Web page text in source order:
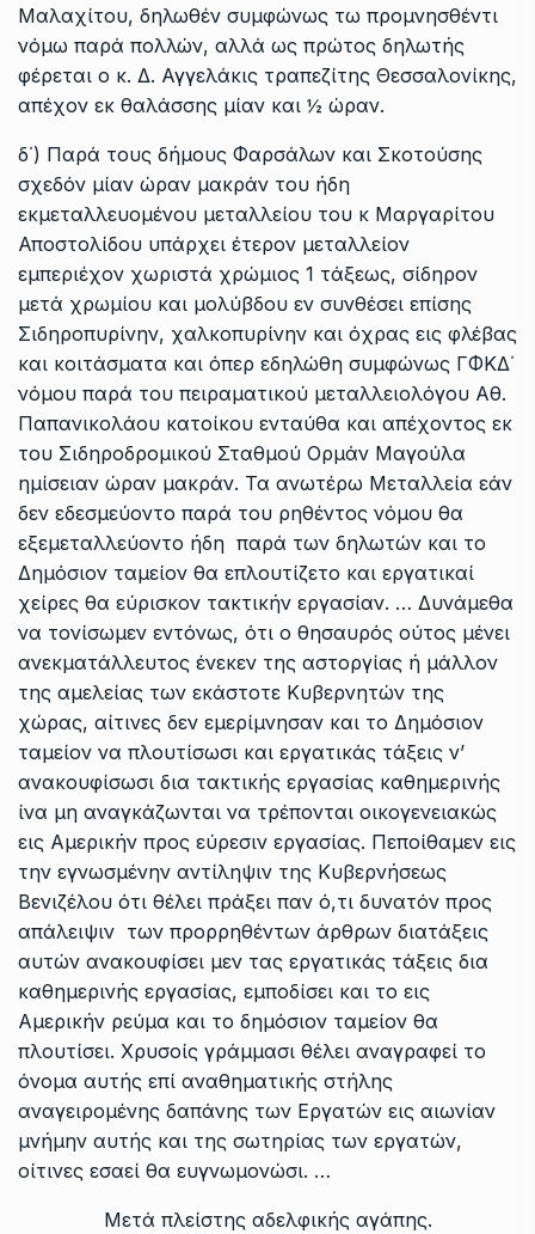
Μαλαχίτου, δηλωθέν συμφώνως τω προμνησθέντι
νόμω παρά πολλών, αλλά ως πρώτος δηλωτής
φέρεται ο κ. Δ. Αγγελάκις τραπεζίτης Θεσσαλονίκης,
απέχον εκ θαλάσσης μίαν και ½ ώραν.
δ΄) Παρά τους δήμους Φαρσάλων και Σκοτούσης
σχεδόν μίαν ώραν μακράν του ήδη
εκμεταλλευομένου μεταλλείου του κ Μαργαρίτου
Αποστολίδου υπάρχει έτερον μεταλλείον
εμπεριέχον χωριστά χρώμιος 1 τάξεως, σίδηρον
μετά χρωμίου και μολύβδου εν συνθέσει επίσης
Σιδηροπυρίνην, χαλκοπυρίνην και όχρας εις φλέβας
και κοιτάσματα και όπερ εδηλώθη συμφώνως ΓΦΚΔ΄
νόμου παρά του πειραματικού μεταλλειολόγου Αθ.
Παπανικολάου κατοίκου ενταύθα και απέχοντος εκ
του Σιδηροδρομικού Σταθμού Ορμάν Μαγούλα
ημίσειαν ώραν μακράν. Τα ανωτέρω Μεταλλεία εάν
δεν εδεσμεύοντο παρά του ρηθέντος νόμου θα
εξεμεταλλεύοντο ήδη παρά των δηλωτών και το
Δημόσιον ταμείον θα επλουτίζετο και εργατικαί
χείρες θα εύρισκον τακτικήν εργασίαν. … Δυνάμεθα
να τονίσωμεν εντόνως, ότι ο θησαυρός ούτος μένει
ανεκματάλλευτος ένεκεν της αστοργίας ή μάλλον
της αμελείας των εκάστοτε Κυβερνητών της
χώρας, αίτινες δεν εμερίμνησαν και το Δημόσιον
ταμείον να πλουτίσωσι και εργατικάς τάξεις ν’
ανακουφίσωσι δια τακτικής εργασίας καθημερινής
ίνα μη αναγκάζωνται να τρέπονται οικογενειακώς
εις Αμερικήν προς εύρεσιν εργασίας. Πεποίθαμεν εις
την εγνωσμένην αντίληψιν της Κυβερνήσεως
Βενιζέλου ότι θέλει πράξει παν ό,τι δυνατόν προς
απάλειψιν των προρρηθέντων άρθρων διατάξεις
αυτών ανακουφίσει μεν τας εργατικάς τάξεις δια
καθημερινής εργασίας, εμποδίσει και το εις
Αμερικήν ρεύμα και το δημόσιον ταμείον θα
πλουτίσει. Χρυσοίς γράμμασι θέλει αναγραφεί το
όνομα αυτής επί αναθηματικής στήλης
αναγειρομένης δαπάνης των Εργατών εις αιωνίαν
μνήμην αυτής και της σωτηρίας των εργατών,
οίτινες εσαεί θα ευγνωμονώσι. …
Μετά πλείστης αδελφικής αγάπης.